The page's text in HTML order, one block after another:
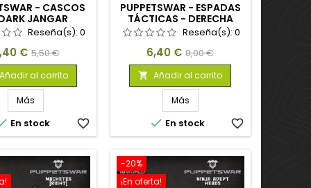
- CASCOS
JANGAR
Reseña(s):0
€ Precio
base
5,50 €
Añadir al carrito
Más
En stock favorite_border
PUPPETSWAR - ESPADAS
TÁCTICAS - DERECHA
Reseña(s): 0
Precio
6,40 € Precio
base
8,00 €
 Añadir al carrito
Más
 En stock favorite_border
-20%
¡En oferta!